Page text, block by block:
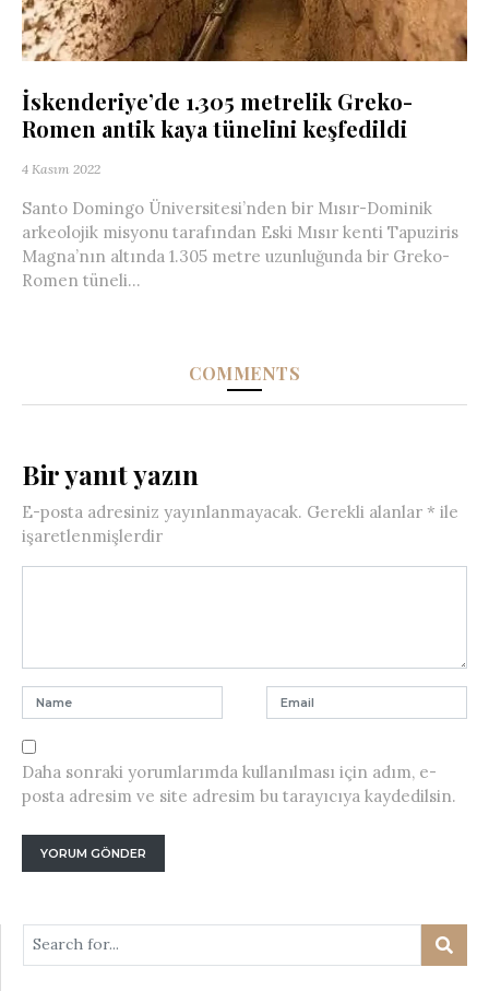
İskenderiye’de 1.305 metrelik Greko-
Romen antik kaya tünelini keşfedildi
4 Kasım 2022
Santo Domingo Üniversitesi’nden bir Mısır-Dominik
arkeolojik misyonu tarafından Eski Mısır kenti Tapuziris
Magna’nın altında 1.305 metre uzunluğunda bir Greko-
Romen tüneli...
COMMENTS
Bir yanıt yazın
E-posta adresiniz yayınlanmayacak. Gerekli alanlar * ile
işaretlenmişlerdir
Daha sonraki yorumlarımda kullanılması için adım, e-
posta adresim ve site adresim bu tarayıcıya kaydedilsin.